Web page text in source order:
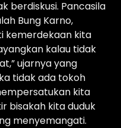
berdiskusi. Pancasila
Bung Karno,
kemerdekaan kita
kalau tidak
ujarnya yang
tidak ada tokoh
kita
bisakah kita duduk
menyemangati.